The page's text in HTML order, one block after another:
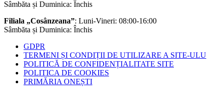
Sâmbăta și Duminica: Închis
Filiala „Cosânzeana”: Luni-Vineri: 08:00-16:00
Sâmbăta și Duminica: Închis
GDPR
TERMENI ȘI CONDIȚII DE UTILIZARE A SITE-ULU
POLITICĂ DE CONFIDENȚIALITATE SITE
POLITICA DE COOKIES
PRIMĂRIA ONEȘTI